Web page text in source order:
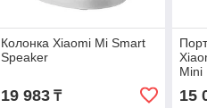
Колонка Xiaomi Mi Smart
Speaker
19 983₸
Mini
15